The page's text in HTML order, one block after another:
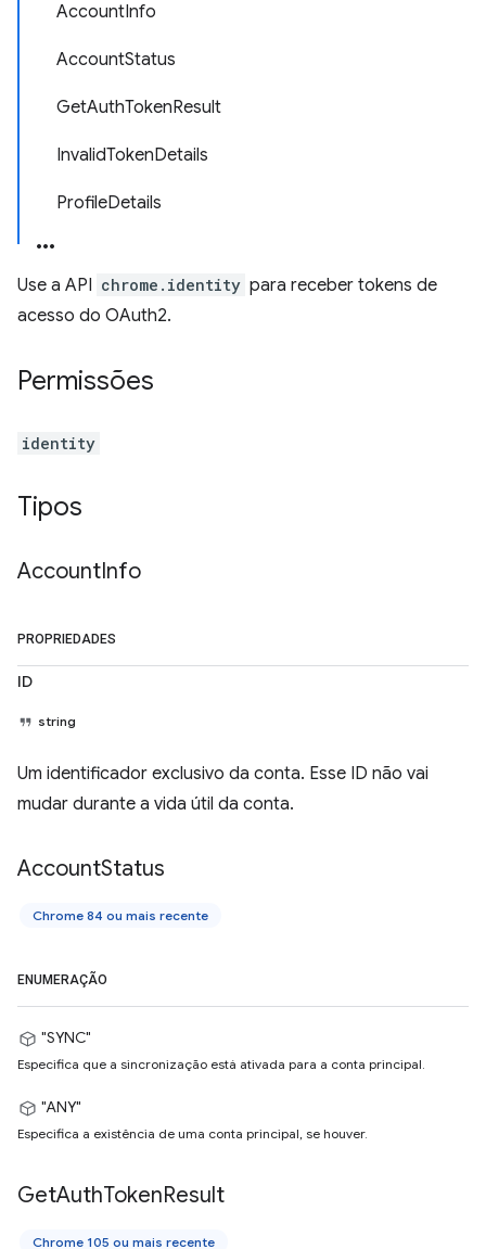
AccountInfo
AccountStatus
GetAuthTokenResult
InvalidTokenDetails
ProfileDetails
Use a API chrome.identity para receber tokens de
acesso do OAuth2.
Permissões
identity
Tipos
AccountInfo
PROPRIEDADES
ID
string
Um identificador exclusivo da conta. Esse ID não vai
mudar durante a vida útil da conta.
AccountStatus
Chrome 84 ou mais recente
ENUMERAÇÃO
"SYNC"
Especifica que a sincronização está ativada para a conta principal.
"ANY"
Especifica a existência de uma conta principal, se houver.
GetAuthTokenResult
Chrome 105 ou mais recente